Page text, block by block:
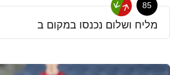
85
מליח ושלום נכנסו במקום ב